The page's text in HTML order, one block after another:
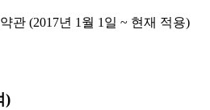
관 (2017년 1월 1일 ~ 현재 적용)
)